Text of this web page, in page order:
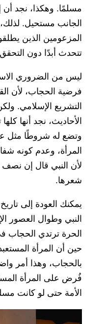
مسلمًا. وهكذا، نجد أن
الجانب مستحيل.
المزعومين الذين
تتحدث أبدًا دون
ليس من الضروري
فرضية الحجاب، لأن
التشريع الإسلامي.
الأحاديث، نجد أنها
وتضع له شروطًا
المرأة، وعدم كونه
لأن النبي قال إن
شعرها.
يمكنك العودة إلى
النبي وطوال العصور
الحرة ترتدي الحجاب
حين أن المرأة
بالحجاب، وهذا أمر
فُرض على المرأة
الأمة حتى لو كانت